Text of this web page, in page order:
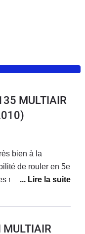
MULTIAIR
bien à la
de rouler en 5e
routes de
de route
bien sûr, elle